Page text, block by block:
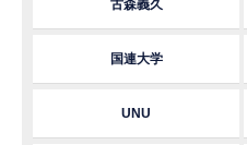
古森義久
国連大学
UNU